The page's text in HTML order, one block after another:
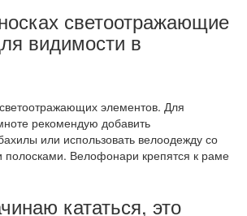
светоотражающие
видимости в
элементов. Для
рекомендую добавить
или использовать велоодежду со
Велофонари крепятся к раме
кататься, это